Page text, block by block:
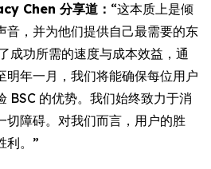
Chen 分享道： “这本质上是倾
音，并为他们提供自己最需要的东
成功所需的速度与成本效益，通
明年一月，我们将能确保每位用户
BSC 的优势。我们始终致力于消
切障碍。对我们而言，用户的胜
利。”